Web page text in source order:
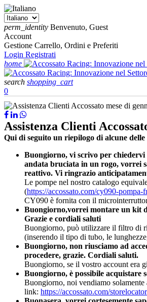
perm_identity Benvenuto, Guest
Account
Gestione Carrello, Ordini e Preferiti
Login Registrati
home
search shopping_cart
0
Assistenza Clienti
Qui di seguito un riepilogo di alcune
Buongiorno, vi scrivo per chiedervi
andata bruciata in un rogo, vorrei
reattivo. Vi ringrazio
Le pompe nel nostro catalogo
(https://accossato.com/cy090-
CY090 è fornita con il
Buongiorno,vorrei montare un kit
Grazie e cordiali saluti
Buongiorno, può utilizzare il filtro di
(inserendo il tipo di tubo, le
Buongiorno, non riusciamo ad
procedere, grazie. Cordiali saluti.
Buongiorno, se il vostro account era
Buongiorno, è possibile acquistare
Buongiorno, noi vendiamo
link: https://accossato.com/storelocator